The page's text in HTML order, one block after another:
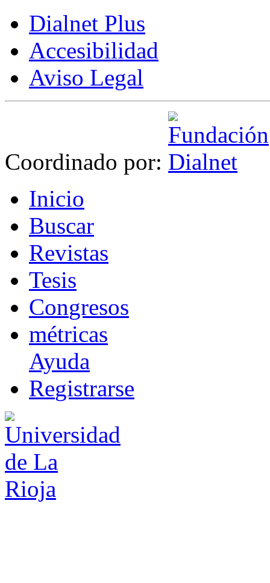
Dialnet Plus
Accesibilidad
Aviso Legal
Coordinado por:
Inicio
Buscar
Revistas
Tesis
Congresos
métricas
Ayuda
Registrarse